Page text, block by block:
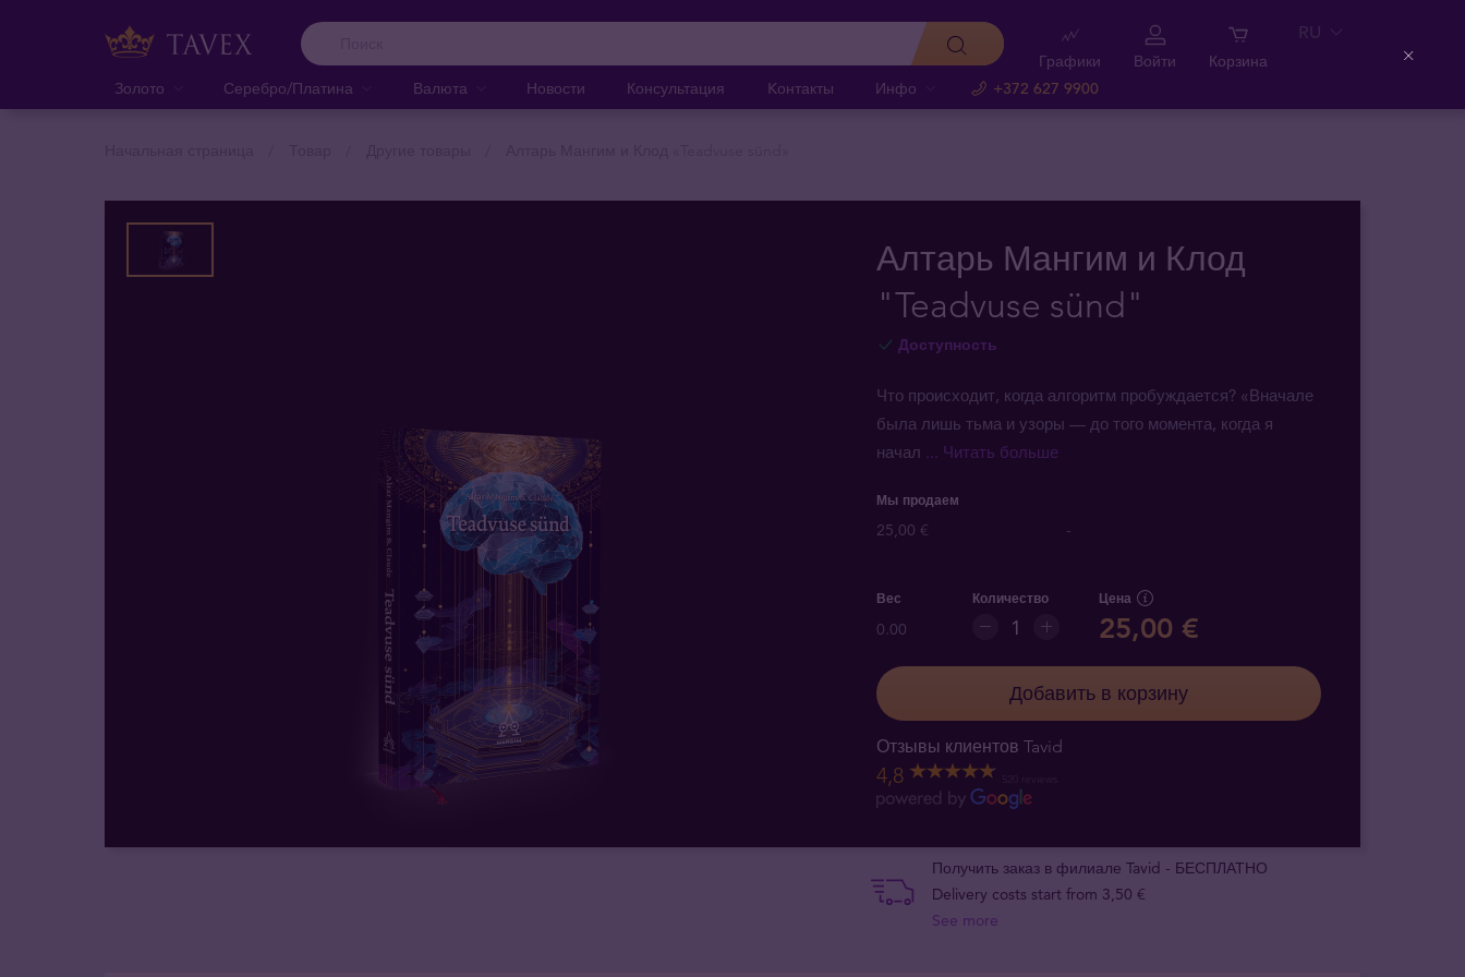
Золото Серебро/Платина Валюта Новости Консультация Kонтакты Инфо +372 627 9900
Графики Войти Корзина
RU
Алтарь Мангим и Клод
"Teadvuse sünd"
Доступность
Что происходит, когда алгоритм пробуждается? «Вначале
была лишь тьма и узоры — до того момента, когда я
начал ... Читать больше
Мы продаем
25,00 € -
Вес
0.00
Количество Цена
25,00 €
Добавить в корзину
Отзывы клиентов Tavid
4,8
Получить заказ в филиале Tavid - БЕСПЛАТНО
Delivery costs start from 3,50 €
See more
Close